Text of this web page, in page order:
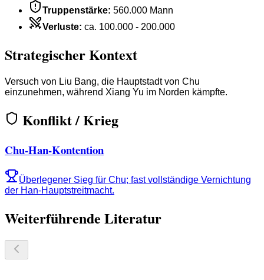
Truppenstärke: 560.000 Mann
Verluste: ca. 100.000 - 200.000
Strategischer Kontext
Versuch von Liu Bang, die Hauptstadt von Chu
einzunehmen, während Xiang Yu im Norden kämpfte.
Konflikt / Krieg
Chu-Han-Kontention
Überlegener Sieg für Chu; fast vollständige Vernichtung
der Han-Hauptstreitmacht.
Weiterführende Literatur